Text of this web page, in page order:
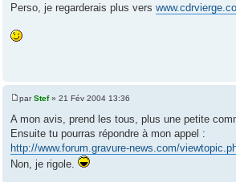
Perso, je regarderais plus vers
parStef» 21 Fév 2004 13:36
A mon avis, prend les tous, plus une petite
Ensuite tu pourras répondre à mon appel :
http://www.forum.gravure-news.com/
Non, je rigole.